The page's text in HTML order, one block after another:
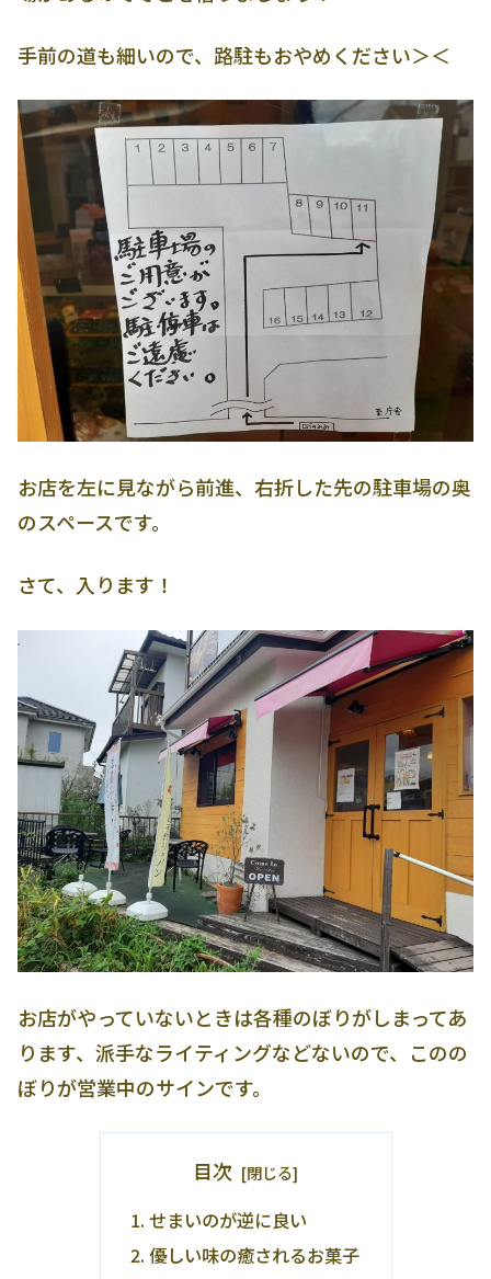
手前の道も細いので、路駐もおやめください＞＜
お店を左に見ながら前進、右折した先の駐車場の奥
のスペースです。
さて、入ります！
お店がやっていないときは各種のぼりがしまってあ
ります、派手なライティングなどないので、このの
ぼりが営業中のサインです。
目次
せまいのが逆に良い
優しい味の癒されるお菓子